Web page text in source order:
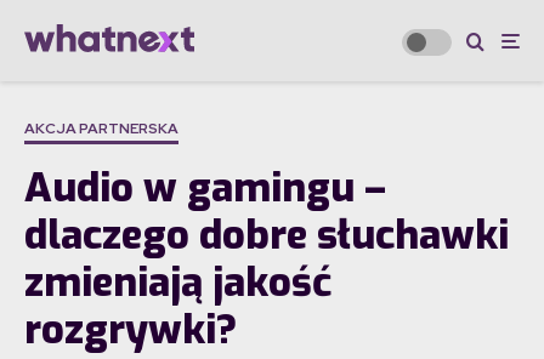
AKCJA PARTNERSKA
Audio w gamingu –
dlaczego dobre słuchawki
zmieniają jakość
rozgrywki?